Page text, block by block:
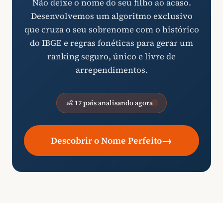
Não deixe o nome do seu filho ao acaso.
Desenvolvemos um algoritmo exclusivo
que cruza o seu sobrenome com o histórico
do IBGE e regras fonéticas para gerar um
ranking seguro, único e livre de
arrependimentos.
👶 17 pais analisando agora
Descobrir o Nome Perfeito→